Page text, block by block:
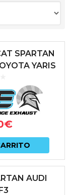
SPARTAN
YARIS
€
AUDI